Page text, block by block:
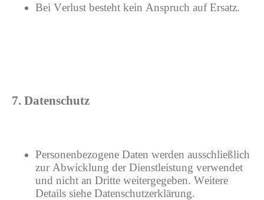
Bei Verlust besteht kein Anspruch auf Ersatz.
7. Datenschutz
Personenbezogene Daten werden ausschließlich
zur Abwicklung der Dienstleistung verwendet
und nicht an Dritte weitergegeben. Weitere
Details siehe Datenschutzerklärung.